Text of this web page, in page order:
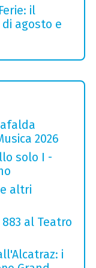
il
agosto e
2026
solo I -
altri
al Teatro
i